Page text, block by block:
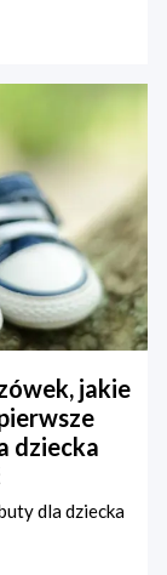
jakie
dziecka
dla dziecka